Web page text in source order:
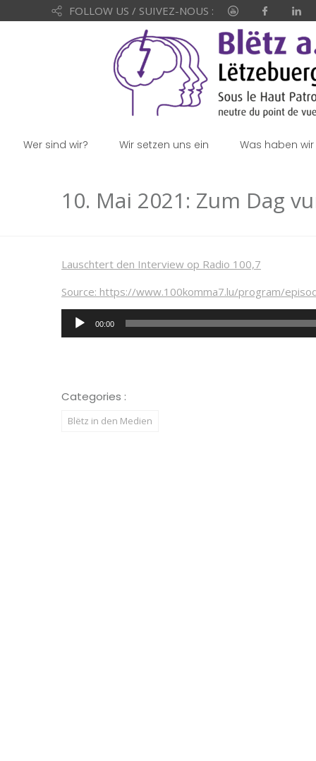
FOLLOW US / SUIVEZ-NOUS :
Wer sind wir? Wir setzen uns ein Was haben wir
10. Mai 2021: Zum Dag
Lauschtert den Interview op Radio 100,7
Source: https://www.100komma7.lu/program/
Audio-
Player
00:00
Categories :
Blëtz in den Medien